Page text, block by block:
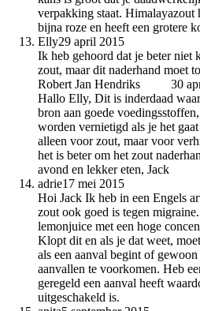
verpakking staat. Himalayazout
bijna roze en heeft een grotere
Elly29 april 2015
Ik heb gehoord dat je beter niet
zout, maar dit naderhand moet
Robert Jan Hendriks
30
Hallo Elly, Dit is inderdaad
bron aan goede
worden vernietigd als je het
alleen voor zout, maar voor
het is beter om het zout
avond en lekker eten, Jack
adrie17 mei 2015
Hoi Jack Ik heb in een Engels
zout ook goed is tegen
lemonjuice met een hoge
Klopt dit en als je dat weet,
als een aanval begint of
aanvallen te voorkomen. Heb
geregeld een aanval heeft
uitgeschakeld is.